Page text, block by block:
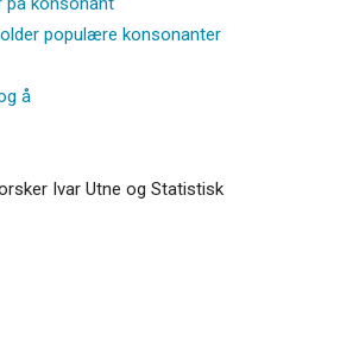
populære konsonanter
å
Ivar Utne og Statistisk